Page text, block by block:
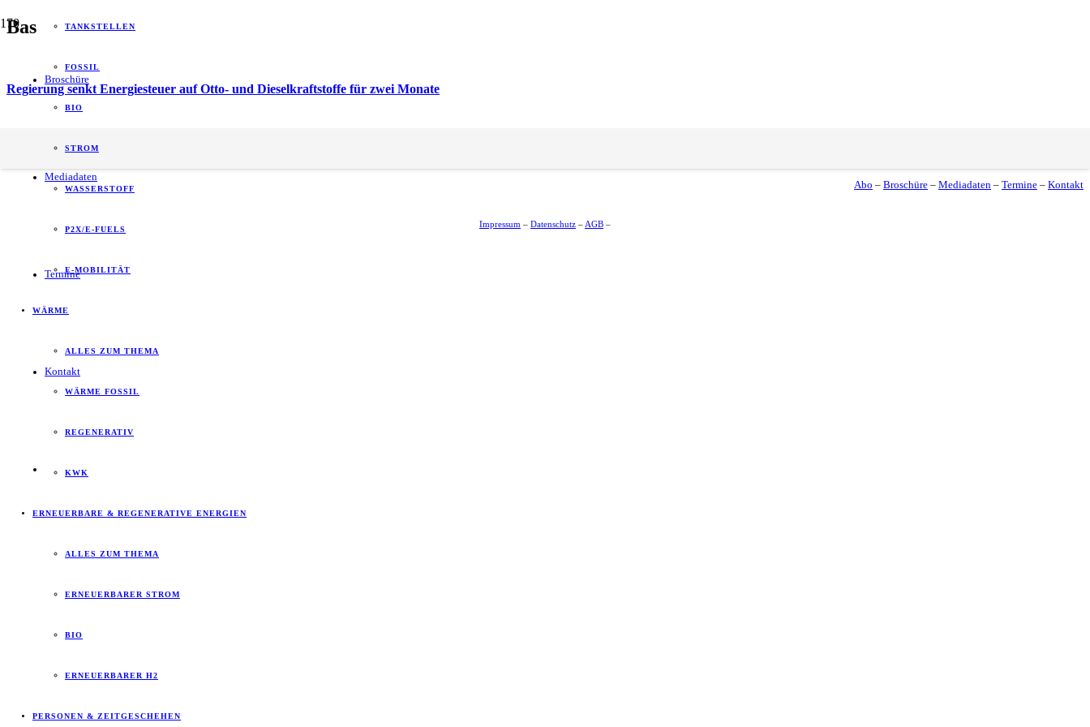
Broschüre
Mediadaten
Termine
Kontakt
TANKSTELLEN
FOSSIL
BIO
STROM
WASSERSTOFF
P2X/E-FUELS
E-MOBILITÄT
WÄRME
ALLES ZUM THEMA
WÄRME FOSSIL
REGENERATIV
KWK
ERNEUERBARE & REGENERATIVE ENERGIEN
ALLES ZUM THEMA
ERNEUERBARER STROM
BIO
ERNEUERBARER H2
PERSONEN & ZEITGESCHEHEN
Bas
Regierung senkt Energiesteuer auf Otto- und Dieselkraftstoffe für zwei Monate
Abo – Broschüre – Mediadaten – Termine – Kontakt
Impressum – Datenschutz – AGB –